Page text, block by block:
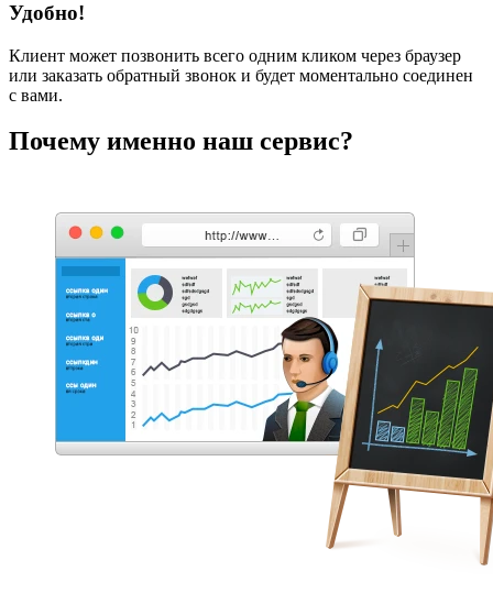
Удобно!
Клиент может позвонить всего одним кликом через браузер
или заказать обратный звонок и будет моментально соединен
с вами.
Почему именно наш сервис?